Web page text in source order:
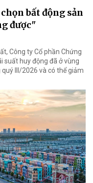
bất động sản
được"
Công ty Cổ phần Chứng
suất huy động đã ở vùng
III/2026 và có thể giảm